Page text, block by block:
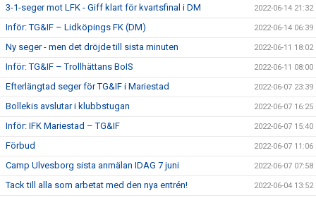
3-1-seger mot LFK - Giff klart för kvartsfinal i DM 2022-06-14 21:32
Inför: TG&IF – Lidköpings FK (DM) 2022-06-14 06:39
Ny seger - men det dröjde till sista minuten 2022-06-11 18:02
Inför: TG&IF – Trollhättans BoIS 2022-06-11 08:00
Efterlängtad seger för TG&IF i Mariestad 2022-06-07 23:39
Bollekis avslutar i klubbstugan 2022-06-07 16:25
Inför: IFK Mariestad – TG&IF 2022-06-07 15:40
Förbud 2022-06-07 11:06
Camp Ulvesborg sista anmälan IDAG 7 juni 2022-06-07 07:58
Tack till alla som arbetat med den nya entrén! 2022-06-04 13:52